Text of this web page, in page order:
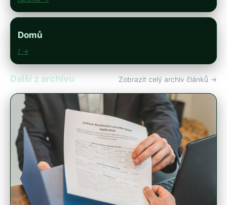
Domů
/ →
Další z archivu Zobrazit celý archiv článků →